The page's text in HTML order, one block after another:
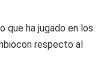
que ha jugado en los
respecto al